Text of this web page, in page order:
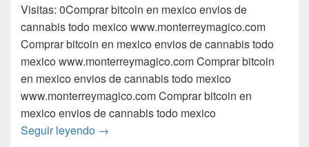
Visitas: 0Comprar bitcoin en mexico envios de
cannabis todo mexico www.monterreymagico.com
Comprar bitcoin en mexico envios de cannabis todo
mexico www.monterreymagico.com Comprar bitcoin
en mexico envios de cannabis todo mexico
www.monterreymagico.com Comprar bitcoin en
mexico envios de cannabis todo mexico
Seguir leyendo Comprar bitcoin en mexico envios de
→